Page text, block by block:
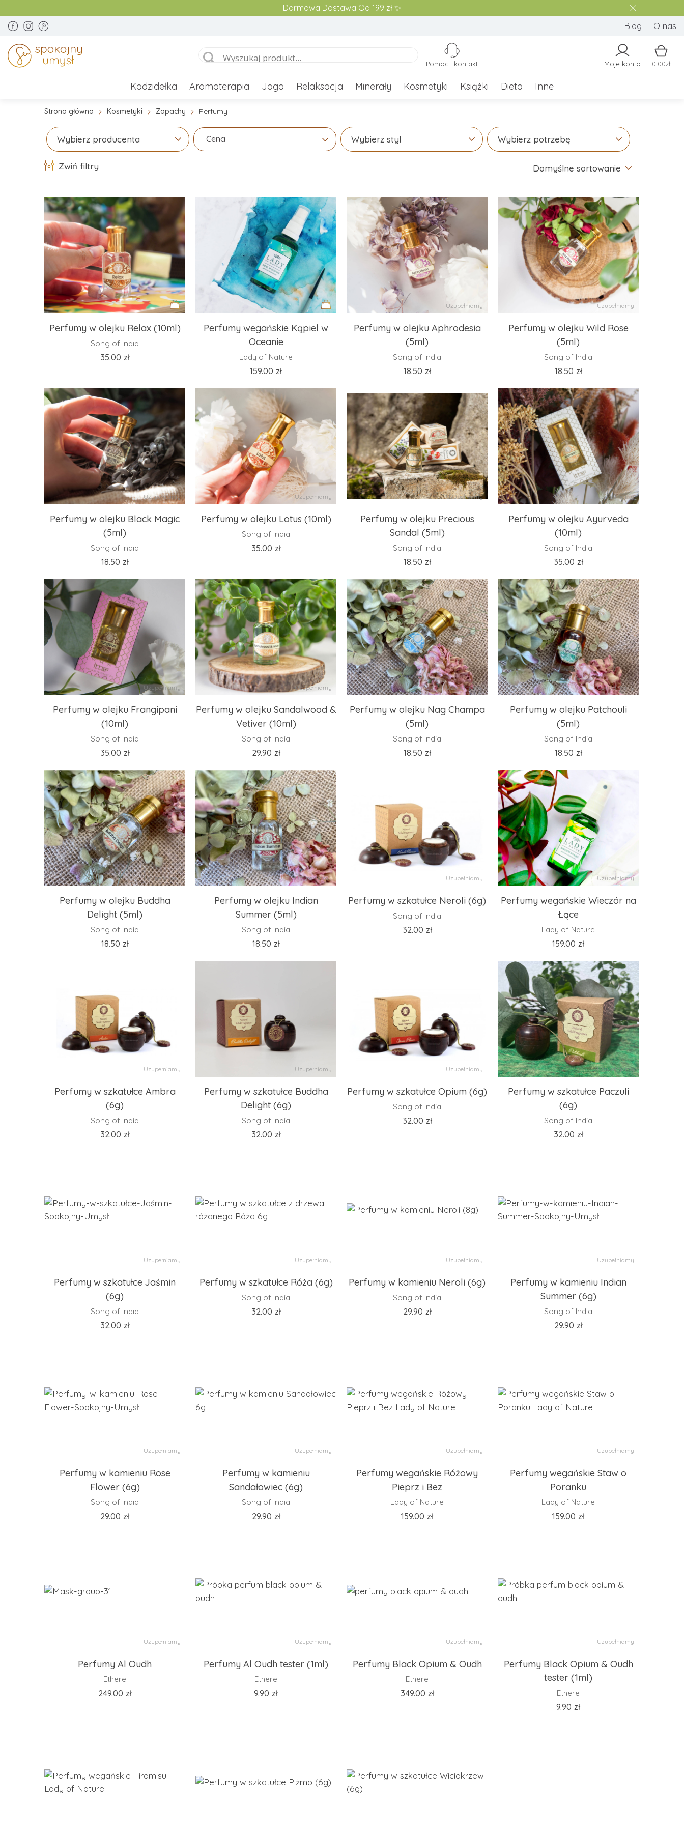
Darmowa Dostawa Od 199 zł ✨
Blog O nas
Moje konto 0.00zł
Pomoc i kontakt
Kadzidełka Aromaterapia Joga Relaksacja Minerały Kosmetyki Książki Dieta Inne
Strona główna Kosmetyki Zapachy Perfumy
Wybierz producenta Cena Wybierz styl Wybierz potrzebę
Zwiń filtry Domyślne sortowanie
do
Perfumy w olejku Relax (10ml)
Song of India
35.00 zł
Perfumy wegańskie Kąpiel w
Oceanie
Lady of Nature
159.00 zł
Uzupełniamy
Perfumy w olejku Aphrodesia
(5ml)
Song of India
18.50 zł
Uzupełniamy
Perfumy w olejku Wild Rose
(5ml)
Song of India
18.50 zł
Uzupełniamy
Perfumy w olejku Black Magic
(5ml)
Song of India
18.50 zł
Uzupełniamy
Perfumy w olejku Lotus (10ml)
Song of India
35.00 zł
Uzupełniamy
Perfumy w olejku Precious
Sandal (5ml)
Song of India
18.50 zł
Uzupełniamy
Perfumy w olejku Ayurveda
(10ml)
Song of India
35.00 zł
Uzupełniamy
Perfumy w olejku Frangipani
(10ml)
Song of India
35.00 zł
Uzupełniamy
Perfumy w olejku Sandalwood &
Vetiver (10ml)
Song of India
29.90 zł
Uzupełniamy
Perfumy w olejku Nag Champa
(5ml)
Song of India
18.50 zł
Uzupełniamy
Perfumy w olejku Patchouli
(5ml)
Song of India
18.50 zł
Uzupełniamy
Perfumy w olejku Buddha
Delight (5ml)
Song of India
18.50 zł
Uzupełniamy
Perfumy w olejku Indian
Summer (5ml)
Song of India
18.50 zł
Uzupełniamy
Perfumy w szkatułce Neroli (6g)
Song of India
32.00 zł
Uzupełniamy
Perfumy wegańskie Wieczór na
Łące
Lady of Nature
159.00 zł
Uzupełniamy
Perfumy w szkatułce Ambra
(6g)
Song of India
32.00 zł
Uzupełniamy
Perfumy w szkatułce Buddha
Delight (6g)
Song of India
32.00 zł
Uzupełniamy
Perfumy w szkatułce Opium (6g)
Song of India
32.00 zł
Uzupełniamy
Perfumy w szkatułce Paczuli
(6g)
Song of India
32.00 zł
Uzupełniamy
Perfumy w szkatułce Jaśmin
(6g)
Song of India
32.00 zł
Uzupełniamy
Perfumy w szkatułce Róża (6g)
Song of India
32.00 zł
Uzupełniamy
Perfumy w kamieniu Neroli (6g)
Song of India
29.90 zł
Uzupełniamy
Perfumy w kamieniu Indian
Summer (6g)
Song of India
29.90 zł
Uzupełniamy
Perfumy w kamieniu Rose
Flower (6g)
Song of India
29.00 zł
Uzupełniamy
Perfumy w kamieniu
Sandałowiec (6g)
Song of India
29.90 zł
Uzupełniamy
Perfumy wegańskie Różowy
Pieprz i Bez
Lady of Nature
159.00 zł
Uzupełniamy
Perfumy wegańskie Staw o
Poranku
Lady of Nature
159.00 zł
Uzupełniamy
Perfumy Al Oudh
Ethere
249.00 zł
Uzupełniamy
Perfumy Al Oudh tester (1ml)
Ethere
9.90 zł
Uzupełniamy
Perfumy Black Opium & Oudh
Ethere
349.00 zł
Uzupełniamy
Perfumy Black Opium & Oudh
tester (1ml)
Ethere
9.90 zł